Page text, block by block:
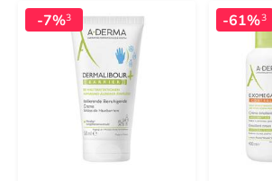
-7%3 -61%3